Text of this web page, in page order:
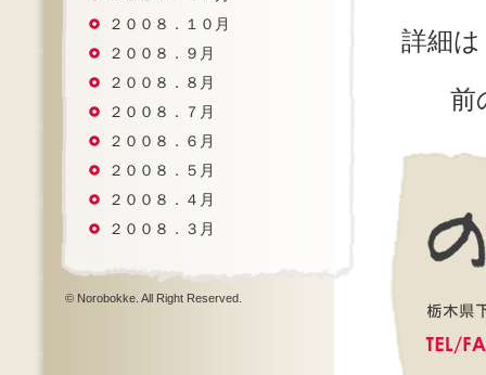
２００８．１０月
２００８．９月
２００８．８月
２００８．７月
２００８．６月
２００８．５月
２００８．４月
２００８．３月
© Norobokke. All Right Reserved.
詳細
前